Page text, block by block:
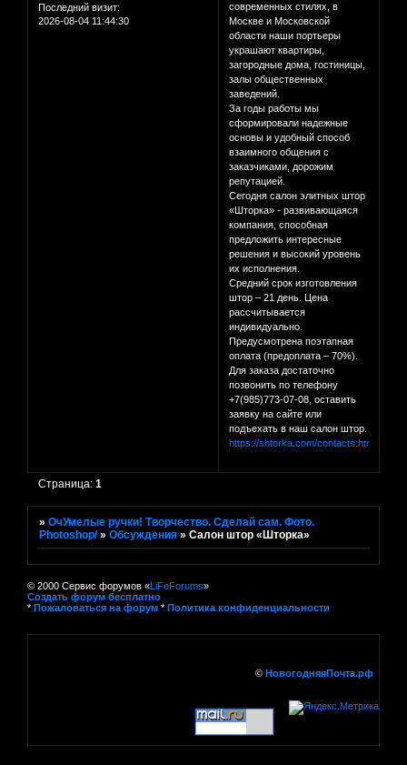
Последний визит:
2026-08-04 11:44:30
современных стилях, в
Москве и Московской
области наши портьеры
украшают квартиры,
загородные дома, гостиницы,
залы общественных
заведений.
За годы работы мы
сформировали надежные
основы и удобный способ
взаимного общения с
заказчиками, дорожим
репутацией.
Сегодня салон элитных штор
«Шторка» - развивающаяся
компания, способная
предложить интересные
решения и высокий уровень
их исполнения.
Средний срок изготовления
штор – 21 день. Цена
рассчитывается
индивидуально.
Предусмотрена поэтапная
оплата (предоплата – 70%).
Для заказа достаточно
позвонить по телефону
+7(985)773-07-08, оставить
заявку на сайте или
подъехать в наш салон штор.
https://shtorka.com/contacts.html
Страница:1
»ОчУмелые ручки! Творчество. Сделай сам. Фото.
Photoshop/ »Обсуждения »Салон штор «Шторка»
© 2000 Сервис форумов «LiFeForums»
Создать форум бесплатно
* Пожаловаться на форум * Политика конфиденциальности
© НовогодняяПочта.рф